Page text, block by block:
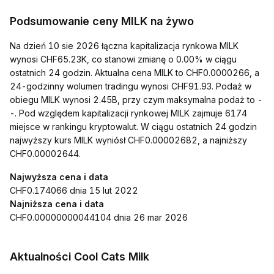
Podsumowanie ceny MILK na żywo
Na dzień 10 sie 2026 łączna kapitalizacja rynkowa MILK
wynosi CHF65.23K, co stanowi zmianę o 0.00% w ciągu
ostatnich 24 godzin. Aktualna cena MILK to CHF0.0000266, a
24-godzinny wolumen tradingu wynosi CHF91.93. Podaż w
obiegu MILK wynosi 2.45B, przy czym maksymalna podaż to -
-. Pod względem kapitalizacji rynkowej MILK zajmuje 6174
miejsce w rankingu kryptowalut. W ciągu ostatnich 24 godzin
najwyższy kurs MILK wyniósł CHF0.00002682, a najniższy
CHF0.00002644.
Najwyższa cena i data
CHF0.174066 dnia 15 lut 2022
Najniższa cena i data
CHF0.00000000044104 dnia 26 mar 2026
Aktualności Cool Cats Milk